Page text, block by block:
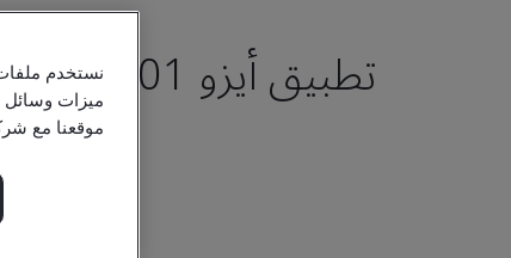
تطبيق أيزو 14001: 2015
نستخدم
ميزات وسائل
موقعنا مع